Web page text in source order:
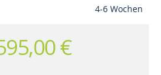
4-6 Wochen
€